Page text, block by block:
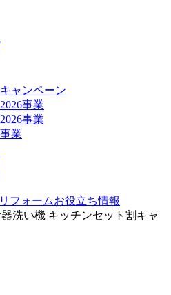
ャンペーン
事業
事業
業
リフォームお役立ち情報
洗い機 キッチンセット割キャ